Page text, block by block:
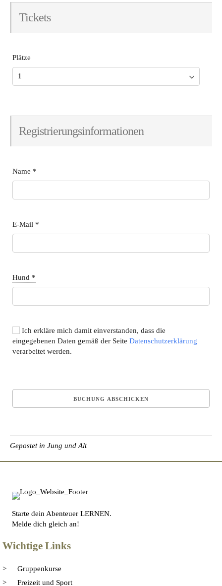
Tickets
Plätze
Registrierungsinformationen
Name *
E-Mail *
Hund *
Ich erkläre mich damit einverstanden, dass die
eingegebenen Daten gemäß der Seite Datenschutzerklärung
verarbeitet werden.
Gepostet in Jung und Alt
Starte dein Abenteuer LERNEN.
Melde dich gleich an!
Wichtige Links
Gruppenkurse
Freizeit und Sport